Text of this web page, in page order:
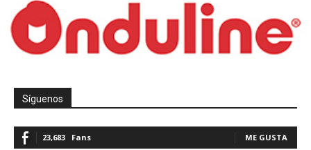
Síguenos
23,683 Fans ME GUSTA